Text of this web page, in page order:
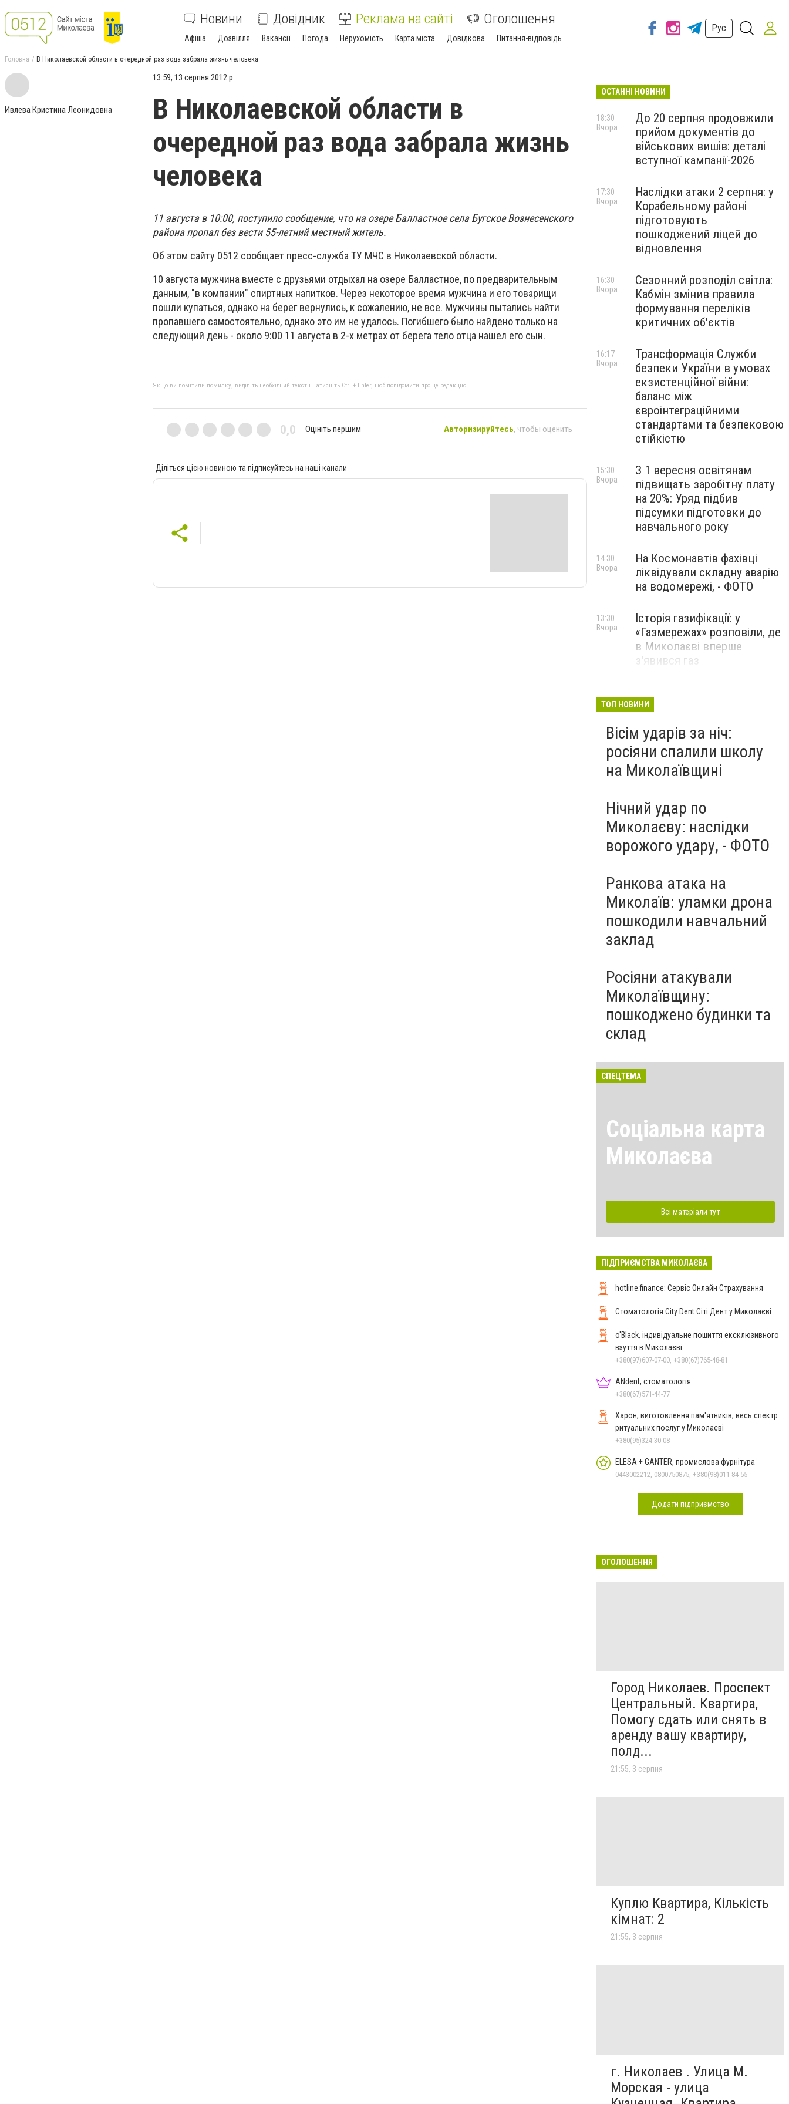
Новини Довідник Реклама на сайті Оголошення
Афіша Дозвілля Вакансії Погода Нерухомість Карта міста Довідкова Питання-відповідь
Рус
Головна В Николаевской области в очередной раз вода забрала жизнь человека
Ивлева Кристина Леонидовна
13:59, 13 серпня 2012 р.
В Николаевской области в
очередной раз вода забрала жизнь
человека
11 августа в 10:00, поступило сообщение, что на озере Балластное села Бугское Вознесенского
района пропал без вести 55-летний местный житель.
Об этом сайту 0512 сообщает пресс-служба ТУ МЧС в Николаевской области.
10 августа мужчина вместе с друзьями отдыхал на озере Балластное, по предварительным
данным, "в компании" спиртных напитков. Через некоторое время мужчина и его товарищи
пошли купаться, однако на берег вернулись, к сожалению, не все. Мужчины пытались найти
пропавшего самостоятельно, однако это им не удалось. Погибшего было найдено только на
следующий день - около 9:00 11 августа в 2-х метрах от берега тело отца нашел его сын.
Якщо ви помітили помилку, виділіть необхідний текст і натисніть Ctrl + Enter, щоб повідомити про це редакцію
0,0 Оцініть першим Авторизируйтесь, чтобы оценить
Діліться цією новиною та підписуйтесь на наші канали
ОСТАННІ НОВИНИ
До 20 серпня продовжили
прийом документів до
військових вишів: деталі
вступної кампанії-2026
18:30
Вчора
Наслідки атаки 2 серпня: у
Корабельному районі
підготовують
пошкоджений ліцей до
відновлення
17:30
Вчора
Сезонний розподіл світла:
Кабмін змінив правила
формування переліків
критичних об'єктів
16:30
Вчора
Трансформація Служби
безпеки України в умовах
екзистенційної війни:
баланс між
євроінтеграційними
стандартами та безпековою
стійкістю
16:17
Вчора
З 1 вересня освітянам
підвищать заробітну плату
на 20%: Уряд підбив
підсумки підготовки до
навчального року
15:30
Вчора
На Космонавтів фахівці
ліквідували складну аварію
на водомережі, - ФОТО
14:30
Вчора
Історія газифікації: у
«Газмережах» розповіли, де
в Миколаєві вперше
з'явився газ
13:30
Вчора
Миколаєві 2026: шукаємо
перезавантаження
ПАРТНЕРСЬКИЙ СПЕЦПРОЄКТ
Вчора
ТОП НОВИНИ
Вісім ударів за ніч:
росіяни спалили школу
на Миколаївщині
Нічний удар по
Миколаєву: наслідки
ворожого удару, - ФОТО
Ранкова атака на
Миколаїв: уламки дрона
пошкодили навчальний
заклад
Росіяни атакували
Миколаївщину:
пошкоджено будинки та
склад
СПЕЦТЕМА
Соціальна карта
Миколаєва
Всі матеріали тут
ПІДПРИЄМСТВА МИКОЛАЄВА
hotline.finance: Сервіс Онлайн Страхування
Стоматологія City Dent Сіті Дент у Миколаєві
o'Black, індивідуальне пошиття ексклюзивного
взуття в Миколаєві
+380(97)607-07-00, +380(67)765-48-81
ANdent, стоматологія
+380(67)571-44-77
Харон, виготовлення пам'ятників, весь спектр
ритуальних послуг у Миколаєві
+380(95)324-30-08
ELESA + GANTER, промислова фурнітура
0443002212, 0800750875, +380(98)011-84-55
Додати підприємство
ОГОЛОШЕННЯ
Город Николаев. Проспект
Центральный. Квартира,
Помогу сдать или снять в
аренду вашу квартиру,
полд...
21:55, 3 серпня
Куплю Квартира, Кількість
кімнат: 2
21:55, 3 серпня
г. Николаев . Улица М.
Морская - улица